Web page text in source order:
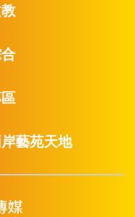
藝苑天地